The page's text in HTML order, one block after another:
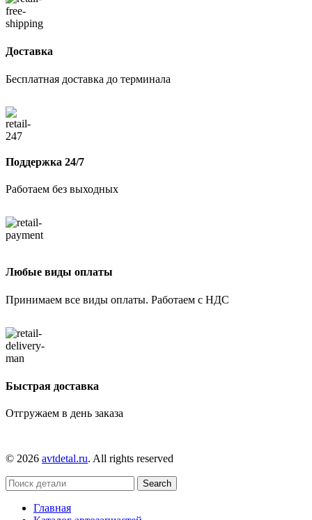
Доставка
Бесплатная доставка до терминала
Поддержка 24/7
Работаем без выходных
Любые виды оплаты
Принимаем все виды оплаты. Работаем с НДС
Быстрая доставка
Отгружаем в день заказа
© 2026 avtdetal.ru. All rights reserved
Search
Главная